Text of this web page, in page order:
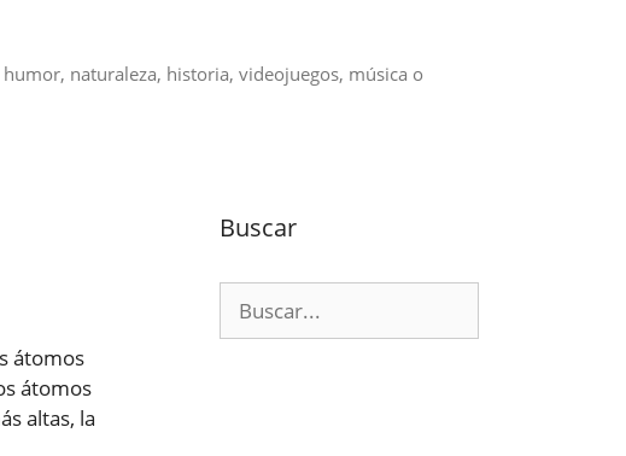
naturaleza, historia, videojuegos, música o
átomos
átomos
altas, la
Buscar